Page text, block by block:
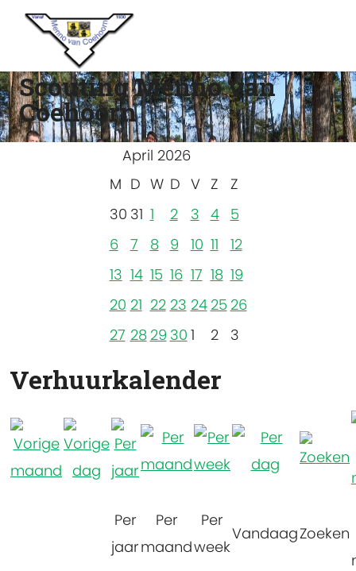
Scouting Menno van
Coehoorn
April 2026
M D W D V Z
Z
30 31 1 2 3 4
5
6
7 8 9 10 11
12
13 14 15 16 17 18 19
20 21 22 23 24 25 26
27 28 29 30 1 2 3
Verhuurkalender
Per
jaar
Per
maand
Per
week
VandaagZoeken